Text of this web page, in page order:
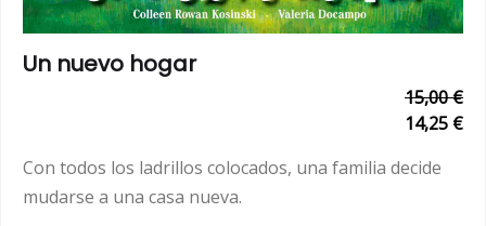
Un nuevo hogar
15,00 €
14,25 €
Con todos los ladrillos colocados, una familia decide
mudarse a una casa nueva.